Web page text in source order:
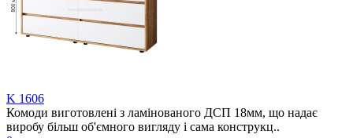
K 1606
Комоди виготовлені з ламінованого ДСП 18мм, що надає
виробу більш об'ємного вигляду і сама конструкц..